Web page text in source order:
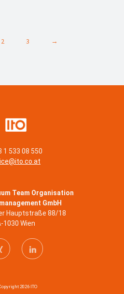
2 3 →
1 533 08 550
Team Organisation
GmbH
Hauptstraße 88/18
1030 Wien
2026 ITO